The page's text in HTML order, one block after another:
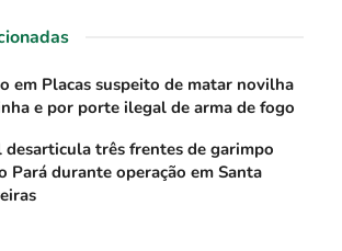
em Placas suspeito de matar novilha
e por porte ilegal de arma de fogo
desarticula três frentes de garimpo
Pará durante operação em Santa